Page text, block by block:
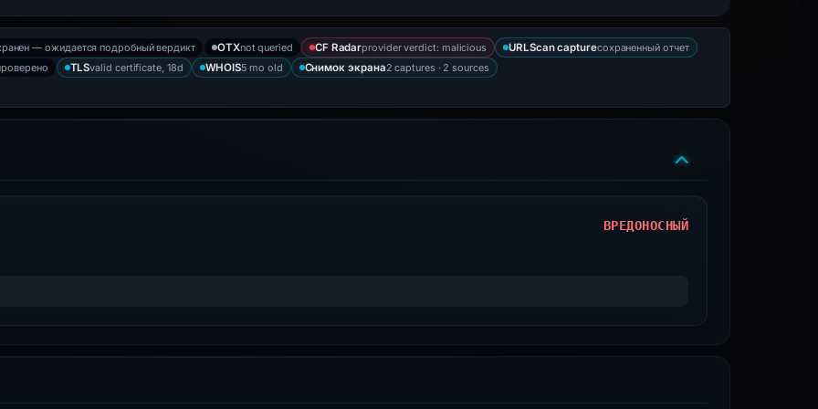
— ожидается подробный вердикт OTXnot queried CF Radarprovider verdict: malicious URLScan captureсохраненный отчет
TLSvalid certificate, 18d WHOIS5 mo old Снимок экрана2 captures · 2 sources
ВРЕДОНОСНЫЙ